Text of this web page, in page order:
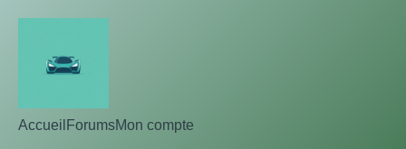
Accueil ForumsMon compte